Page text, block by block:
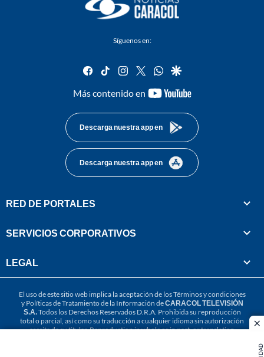
Síguenos en:
facebook
tiktok instagram
twitterwhatsapp
google
Más contenido en
youtube-
Descarga nuestra app en
Descarga nuestra app en
RED DE PORTALES
SERVICIOS CORPORATIVOS
LEGAL
El uso de este sitio web implica la aceptación de losTérminos y condiciones
y Políticas de Tratamiento de la Información deCARACOL TELEVISIÓN
S.A.Todos los Derechos Reservados D.R.A. Prohibida su reproducción
total o parcial, así como su traducción a cualquier idioma sin autorización
escrita de su titular. Reproduction in whole or in part, or translation